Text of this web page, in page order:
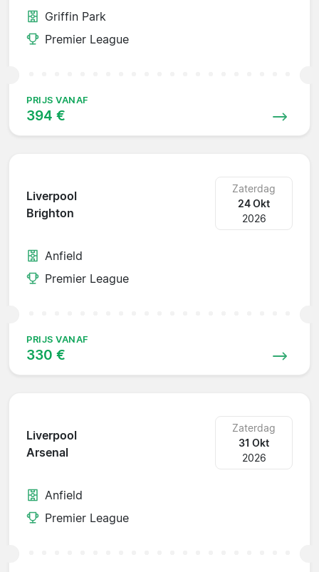
Griffin Park
Premier League
PRIJS VANAF
394 €
Liverpool
Brighton
Zaterdag
24 Okt
2026
Anfield
Premier League
PRIJS VANAF
330 €
Liverpool
Arsenal
Zaterdag
31 Okt
2026
Anfield
Premier League